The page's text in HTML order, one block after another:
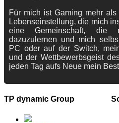
Für mich ist Gaming mehr
Lebenseinstellung, die mich
eine Gemeinschaft, die
dazuzulernen und mich
PC oder auf der Switch,
und der Wettbewerbsgeist
jeden Tag aufs Neue mein
TP dynamic Group